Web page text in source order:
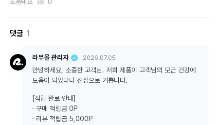
댓글 1
라무몰 관리자 2026.07.05
안녕하세요, 소중한 고객님. 저희 제품이 고객님의 모근 건강에
도움이 되었다니 진심으로 기쁩니다.
[적립 완료 안내]
· 구매 적립금 0P
· 리뷰 적립금 5,000P